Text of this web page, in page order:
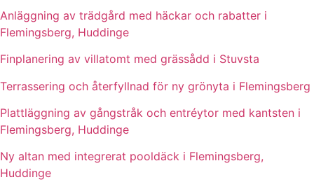
Anläggning av trädgård med häckar och rabatter i
Flemingsberg, Huddinge
Finplanering av villatomt med grässådd i Stuvsta
Terrassering och återfyllnad för ny grönyta i Flemingsberg
Plattläggning av gångstråk och entréytor med kantsten i
Flemingsberg, Huddinge
Ny altan med integrerat pooldäck i Flemingsberg,
Huddinge